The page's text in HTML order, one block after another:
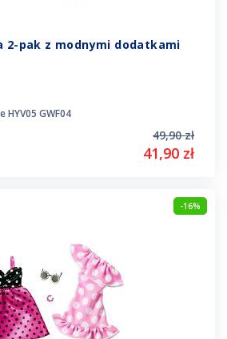
2-pak z modnymi dodatkami
HYV05 GWF04
49,90 zł
41,90 zł
-16%